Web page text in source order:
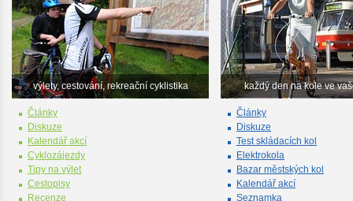
výlety, cestování, rekreační cyklistika
Články
Diskuze
Kalendář akcí
Cyklozájezdy
Tipy na výlet
Cestopisy
Recenze
každý den na kole ve
Články
Diskuze
Test skládacích kol
Elektrokola
Bazar městských kol
Kalendář akcí
Seznamka